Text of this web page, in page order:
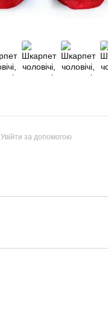
Увійти за допомогою